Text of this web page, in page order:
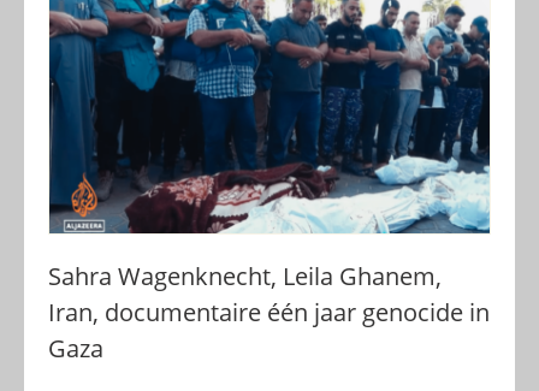
Sahra Wagenknecht, Leila Ghanem,
Iran, documentaire één jaar genocide in
Gaza